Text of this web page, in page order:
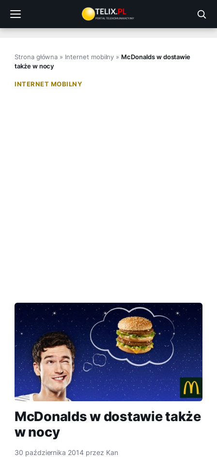
treści
Strona główna » Internet mobilny » McDonalds w dostawie
także w nocy
INTERNET MOBILNY
McDonalds w dostawie także
w nocy
30 października 2014 przez Kan